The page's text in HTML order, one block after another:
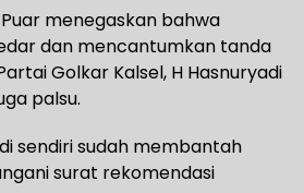
menegaskan bahwa
dan mencantumkan tanda
Golkar Kalsel, H Hasnuryadi
palsu.
sendiri sudah membantah
surat rekomendasi